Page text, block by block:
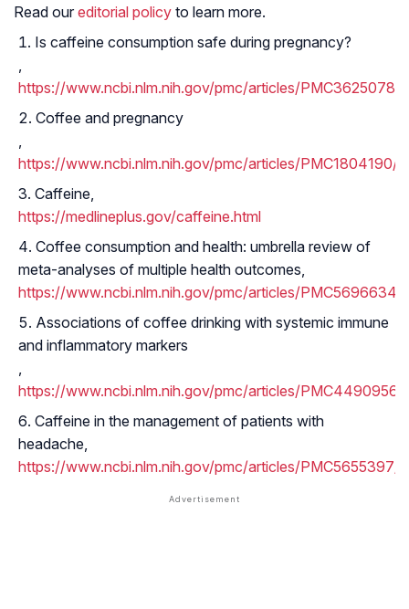
Read our editorial policy to learn more.
Is caffeine consumption safe during pregnancy?
,
https://www.ncbi.nlm.nih.gov/pmc/articles/PMC3625078/
Coffee and pregnancy
,
https://www.ncbi.nlm.nih.gov/pmc/articles/PMC1804190/
Caffeine,
https://medlineplus.gov/caffeine.html
Coffee consumption and health: umbrella review of
meta-analyses of multiple health outcomes,
https://www.ncbi.nlm.nih.gov/pmc/articles/PMC5696634/
Associations of coffee drinking with systemic immune
and inflammatory markers
,
https://www.ncbi.nlm.nih.gov/pmc/articles/PMC4490956/
Caffeine in the management of patients with
headache,
https://www.ncbi.nlm.nih.gov/pmc/articles/PMC5655397/